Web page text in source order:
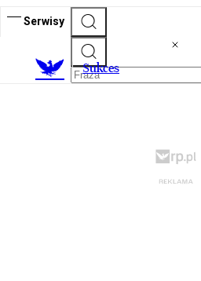
Serwisy
Sukces